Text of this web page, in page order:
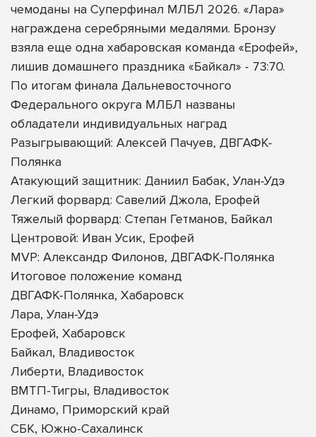
чемоданы на Суперфинал МЛБЛ 2026. «Лара»
награждена серебряными медалями. Бронзу
взяла еще одна хабаровская команда «Ерофей»,
лишив домашнего праздника «Байкал» - 73:70.
По итогам финала Дальневосточного
Федерального округа МЛБЛ названы
обладатели индивидуальных наград
Разыгрывающий: Алексей Пачуев, ДВГАФК-
Полянка
Атакующий защитник: Даниил Бабак, Улан-Удэ
Легкий форвард: Савелий Джола, Ерофей
Тяжелый форвард: Степан Гетманов, Байкал
Центровой: Иван Усик, Ерофей
MVP: Александр Филонов, ДВГАФК-Полянка
Итоговое положение команд
ДВГАФК-Полянка, Хабаровск
Лара, Улан-Удэ
Ерофей, Хабаровск
Байкал, Владивосток
Либерти, Владивосток
ВМТП-Тигры, Владивосток
Динамо, Приморский край
СБК, Южно-Сахалинск